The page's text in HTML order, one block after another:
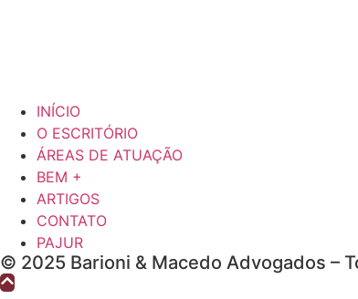
INÍCIO
O ESCRITÓRIO
ÁREAS DE ATUAÇÃO
BEM +
ARTIGOS
CONTATO
PAJUR
© 2025 Barioni & Macedo Advogados –